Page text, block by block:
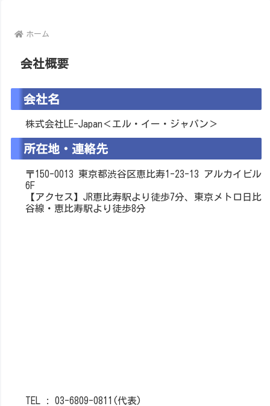
ホーム
会社概要
会社名
株式会社LE-Japan＜エル・イー・ジャパン＞
所在地・連絡先
〒150-0013 東京都渋谷区恵比寿1-23-13 アルカイビル
6F
【アクセス】JR恵比寿駅より徒歩7分、東京メトロ日比
谷線・恵比寿駅より徒歩8分
TEL : 03-6809-0811(代表)